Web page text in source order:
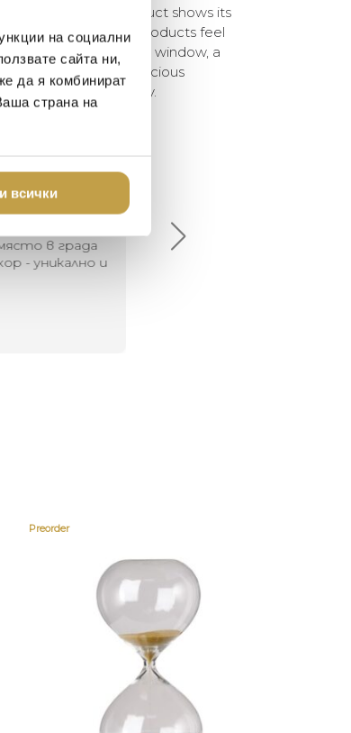
на социални
сайта ни,
да я комбинират
страна на
всички
Pols Potten product shows its
that make our products feel
it is in a shop window, a
offer a style-conscious
about normalcy.
в града
- уникално и
Хареса ми
Preorder